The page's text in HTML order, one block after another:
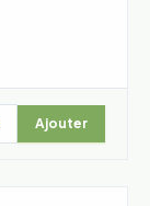
Ajouter